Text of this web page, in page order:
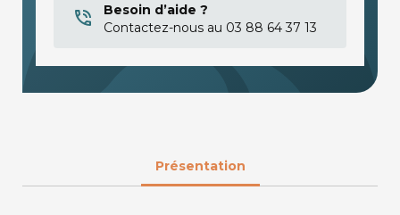
Besoin d’aide ?
Contactez-nous au 03 88 64 37 13
Présentation